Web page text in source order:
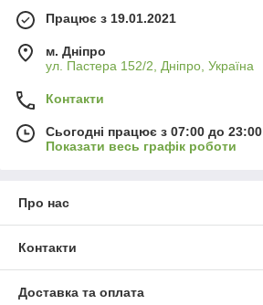
Працює з 19.01.2021
м. Дніпро
ул. Пастера 152/2, Дніпро, Україна
Контакти
Сьогодні працює з 07:00 до 23:00
Показати весь графік роботи
Про нас
Контакти
Доставка та оплата